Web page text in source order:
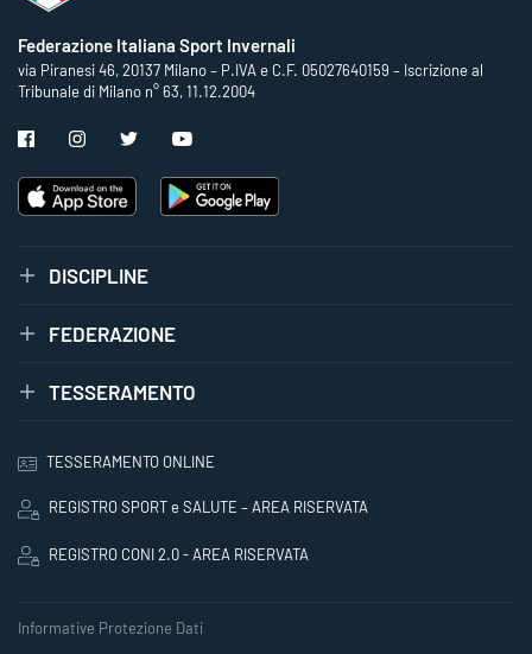
Federazione Italiana Sport Invernali
via Piranesi 46, 20137 Milano – P.IVA e C.F. 05027640159 – Iscrizione al
Tribunale di Milano n° 63, 11.12.2004
DISCIPLINE
FEDERAZIONE
TESSERAMENTO
TESSERAMENTO ONLINE
REGISTRO SPORT e SALUTE – AREA RISERVATA
REGISTRO CONI 2.0 - AREA RISERVATA
Informative Protezione Dati